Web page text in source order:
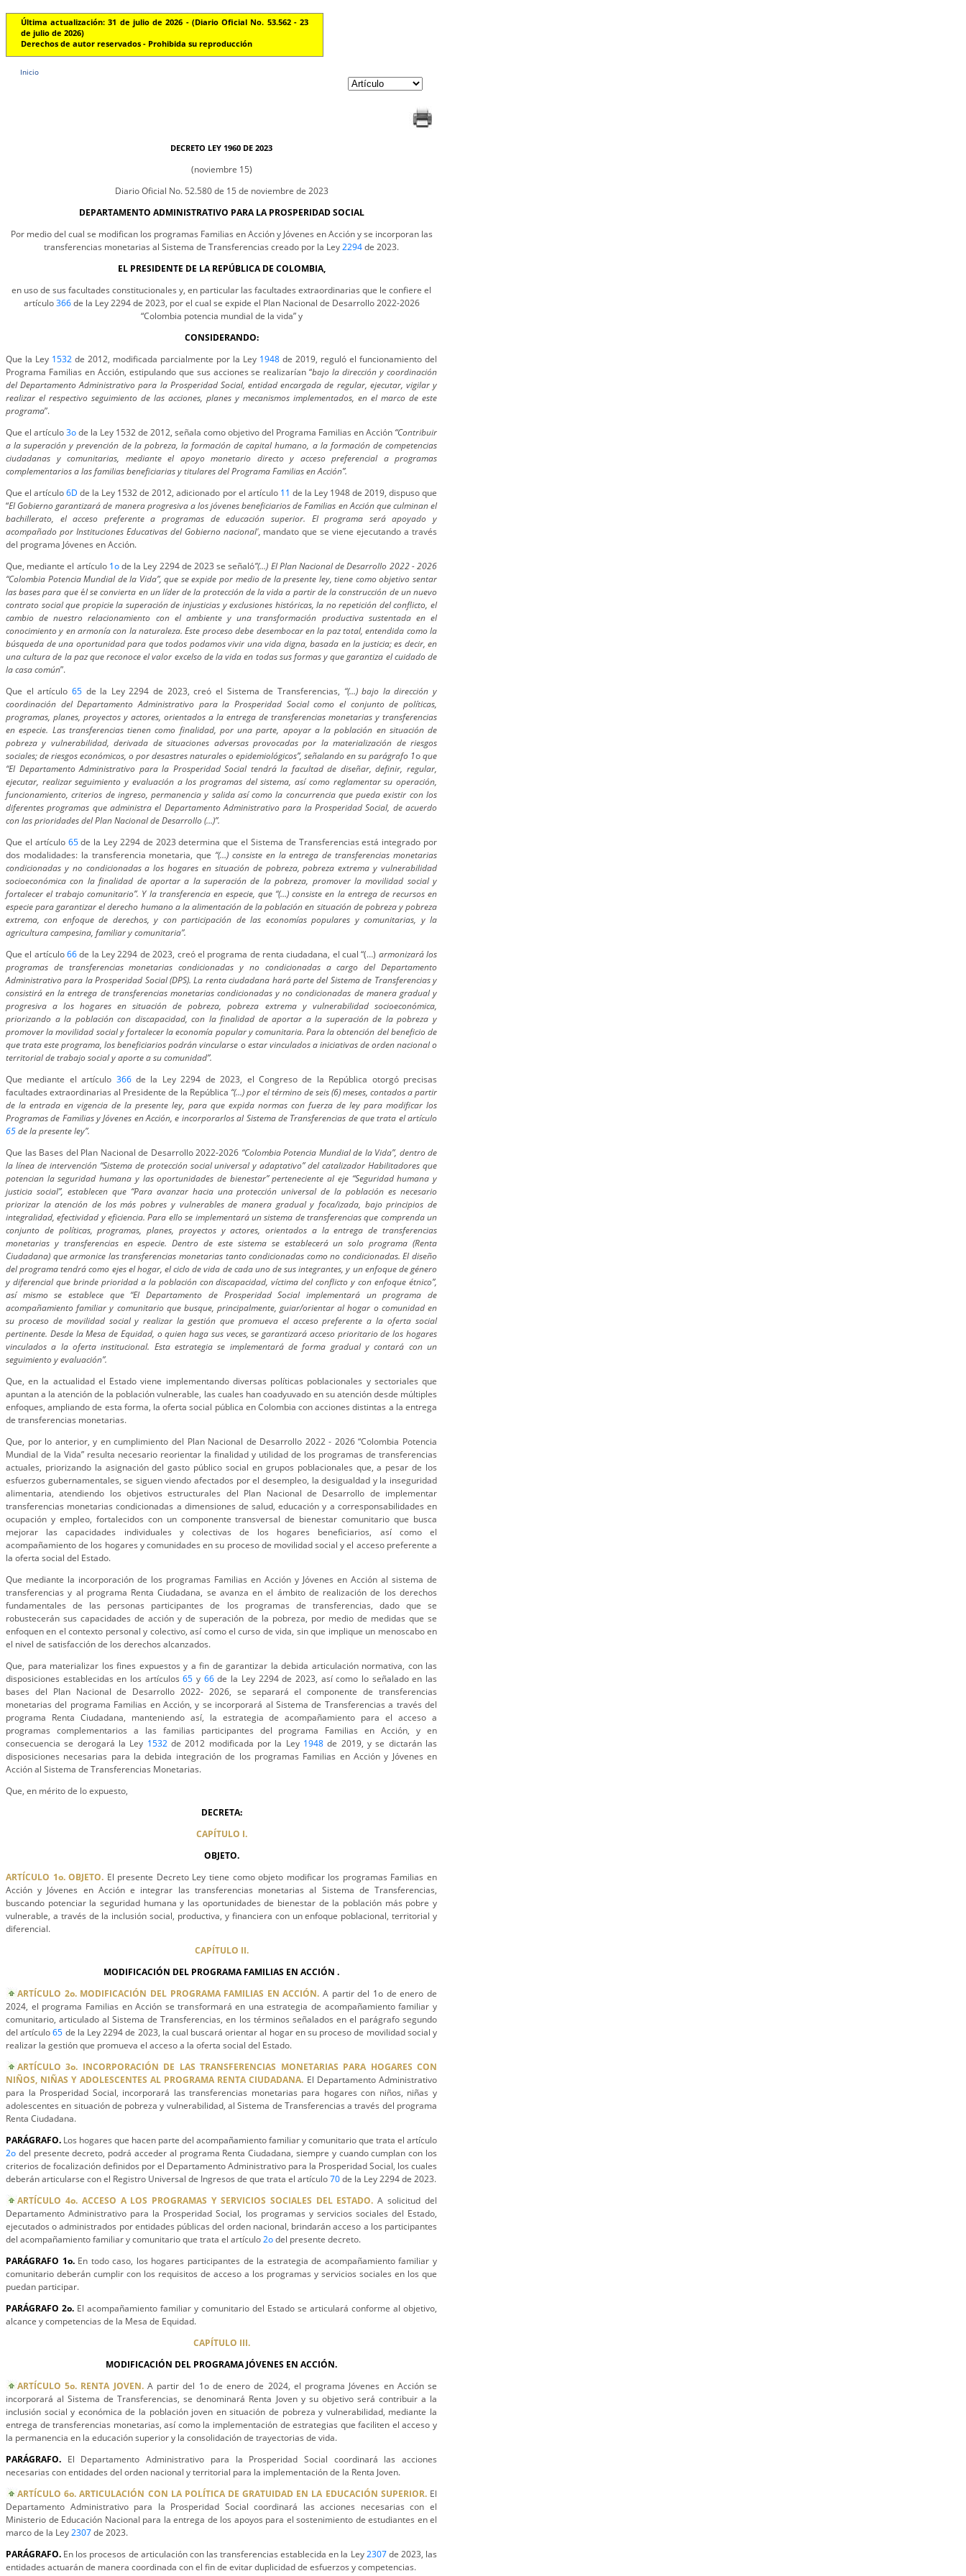
Última actualización: 31 de julio de 2026 - (Diario Oficial No. 53.562 - 23
de julio de 2026)
Derechos de autor reservados - Prohibida su reproducción
Inicio
DECRETO LEY 1960 DE 2023
(noviembre 15)
Diario Oficial No. 52.580 de 15 de noviembre de 2023
DEPARTAMENTO ADMINISTRATIVO PARA LA PROSPERIDAD SOCIAL
Por medio del cual se modifican los programas Familias en Acción y Jóvenes en Acción y se incorporan las
transferencias monetarias al Sistema de Transferencias creado por la Ley2294de 2023.
EL PRESIDENTE DE LA REPÚBLICA DE COLOMBIA,
en uso de sus facultades constitucionales y, en particular las facultades extraordinarias que le confiere el
artículo366de la Ley 2294 de 2023, por el cual se expide el Plan Nacional de Desarrollo 2022-2026
“Colombia potencia mundial de la vida” y
CONSIDERANDO:
Que la Ley 1532 de 2012, modificada parcialmente por la Ley 1948 de 2019, reguló el funcionamiento del
Programa Familias en Acción, estipulando que sus acciones se realizarían “bajo la dirección y coordinación
del Departamento Administrativo para la Prosperidad Social, entidad encargada de regular, ejecutar, vigilar y
realizar el respectivo seguimiento de las acciones, planes y mecanismos implementados, en el marco de este
programa”.
Que el artículo3ode la Ley 1532 de 2012, señala como objetivo del Programa Familias en Acción “Contribuir
a la superación y prevención de la pobreza, la formación de capital humano, a la formación de competencias
ciudadanas y comunitarias, mediante el apoyo monetario directo y acceso preferencial a programas
complementarios a las familias beneficiarias y titulares del Programa Familias en Acción”.
Que el artículo6D de la Ley 1532 de 2012, adicionado por el artículo 11 de la Ley 1948 de 2019, dispuso que
“El Gobierno garantizará de manera progresiva a los jóvenes beneficiarios de Familias en Acción que culminan el
bachillerato, el acceso preferente a programas de educación superior. El programa será apoyado y
acompañado por Instituciones Educativas del Gobierno nacional', mandato que se viene ejecutando a través
del programa Jóvenes en Acción.
Que, mediante el artículo 1ode la Ley 2294 de 2023 se señaló”(…) El Plan Nacional de Desarrollo 2022 - 2026
“Colombia Potencia Mundial de la Vida”, que se expide por medio de la presente ley, tiene como objetivo sentar
las bases para queél se convierta en un líder de la protección de la vida a partir de la construcción de un nuevo
contrato social que propicie la superación de injusticias y exclusiones históricas, la no repetición del conflicto, el
cambio de nuestro relacionamiento con el ambiente y una transformación productiva sustentada en el
conocimiento y en armonía con la naturaleza. Este proceso debe desembocar en la paz total, entendida como la
búsqueda de una oportunidad para que todos podamos vivir una vida digna, basada en la justicia; es decir, en
una cultura de la paz que reconoce el valor excelso de la vida en todas sus formas y que garantiza el cuidado de
la casa común”.
Que el artículo 65de la Ley 2294 de 2023, creó el Sistema de Transferencias, “(…) bajo la dirección y
coordinación del Departamento Administrativo para la Prosperidad Social como el conjunto de políticas,
programas, planes, proyectos y actores, orientados a la entrega de transferencias monetarias y transferencias
en especie. Las transferencias tienen como finalidad, por una parte, apoyar a la población en situación de
pobreza y vulnerabilidad, derivada de situaciones adversas provocadas por la materialización de riesgos
sociales; de riesgos económicos, o por desastres naturales o epidemiológicos”, señalando en su parágrafo 1oque
“El Departamento Administrativo para la Prosperidad Social tendrá la facultad de diseñar, definir, regular,
ejecutar, realizar seguimiento y evaluación a los programas del sistema, así como reglamentar su operación,
funcionamiento, criterios de ingreso, permanencia y salida así como la concurrencia que pueda existir con los
diferentes programas que administra el Departamento Administrativo para la Prosperidad Social, de acuerdo
con las prioridades del Plan Nacional de Desarrollo (…)”.
Que el artículo 65de la Ley 2294 de 2023 determina que el Sistema de Transferencias está integrado por
dos modalidades: la transferencia monetaria, que “(…) consiste en la entrega de transferencias monetarias
condicionadas y no condicionadas a los hogares en situación de pobreza, pobreza extrema y vulnerabilidad
socioeconómica con la finalidad de aportar a la superación de la pobreza, promover la movilidad social y
fortalecer el trabajo comunitario”. Y la transferencia en especie, que “(…) consiste en la entrega de recursos en
especie para garantizar el derecho humano a la alimentación de la población en situación de pobreza y pobreza
extrema, con enfoque de derechos, y con participación de las economías populares y comunitarias, y la
agricultura campesina, familiar y comunitaria”.
Que el artículo66de la Ley 2294 de 2023, creó el programa de renta ciudadana, el cual “(…) armonizará los
programas de transferencias monetarias condicionadas y no condicionadas a cargo del Departamento
Administrativo para la Prosperidad Social (DPS). La renta ciudadana hará parte del Sistema de Transferencias y
consistirá en la entrega de transferencias monetarias condicionadas y no condicionadas de manera gradual y
progresiva a los hogares en situación de pobreza, pobreza extrema y vulnerabilidad socioeconómica,
priorizando a la población con discapacidad, con la finalidad de aportar a la superación de la pobreza y
promover la movilidad social y fortalecer la economía popular y comunitaria. Para la obtención del beneficio de
que trata este programa, los beneficiarios podrán vincularse o estar vinculados a iniciativas de orden nacional o
territorial de trabajo social y aporte a su comunidad”.
Que mediante el artículo 366de la Ley 2294 de 2023, el Congreso de la República otorgó precisas
facultades extraordinarias al Presidente de la República “(…) por el término de seis (6) meses, contados a partir
de la entrada en vigencia de la presente ley, para que expida normas con fuerza de ley para modificar los
Programas de Familias y Jóvenes en Acción, e incorporarlos al Sistema de Transferencias de que trata el artículo
65de la presente ley”.
Que las Bases del Plan Nacional de Desarrollo 2022-2026 “Colombia Potencia Mundial de la Vida”, dentro de
la línea de intervención “Sistema de protección social universal y adaptativo” del catalizador Habilitadores que
potencian la seguridad humana y las oportunidades de bienestar” perteneciente al eje “Seguridad humana y
justicia social”, establecen que “Para avanzar hacia una protección universal de la población es necesario
priorizar la atención de los más pobres y vulnerables de manera gradual y foca/izada, bajo principios de
integralidad, efectividad y eficiencia. Para ello se implementará un sistema de transferencias que comprenda un
conjunto de políticas, programas, planes, proyectos y actores, orientados a la entrega de transferencias
monetarias y transferencias en especie. Dentro de este sistema se establecerá un solo programa (Renta
Ciudadana) que armonice las transferencias monetarias tanto condicionadas como no condicionadas. El diseño
del programa tendrá como ejes el hogar, el ciclo de vida de cada uno de sus integrantes, y un enfoque de género
y diferencial que brinde prioridad a la población con discapacidad, víctima del conflicto y con enfoque étnico”,
así mismo se establece que “El Departamento de Prosperidad Social implementará un programa de
acompañamiento familiar y comunitario que busque, principalmente, guiar/orientar al hogar o comunidad en
su proceso de movilidad social y realizar la gestión que promueva el acceso preferente a la oferta social
pertinente. Desde la Mesa de Equidad, o quien haga sus veces, se garantizará acceso prioritario de los hogares
vinculados a la oferta institucional. Esta estrategia se implementará de forma gradual y contará con un
seguimiento y evaluación”.
Que, en la actualidad el Estado viene implementando diversas políticas poblacionales y sectoriales que
apuntan a la atención de la población vulnerable, las cuales han coadyuvado en su atención desde múltiples
enfoques, ampliando de esta forma, la oferta social pública en Colombia con acciones distintas a la entrega
de transferencias monetarias.
Que, por lo anterior, y en cumplimiento del Plan Nacional de Desarrollo 2022 - 2026 “Colombia Potencia
Mundial de la Vida” resulta necesario reorientar la finalidad y utilidad de los programas de transferencias
actuales, priorizando la asignación del gasto público social en grupos poblacionales que, a pesar de los
esfuerzos gubernamentales, se siguen viendo afectados por el desempleo, la desigualdad y la inseguridad
alimentaria, atendiendo los objetivos estructurales del Plan Nacional de Desarrollo de implementar
transferencias monetarias condicionadas a dimensiones de salud, educación y a corresponsabilidades en
ocupación y empleo, fortalecidos con un componente transversal de bienestar comunitario que busca
mejorar las capacidades individuales y colectivas de los hogares beneficiarios, así como el
acompañamiento de los hogares y comunidades en su proceso de movilidad social y el acceso preferente a
la oferta social del Estado.
Que mediante la incorporación de los programas Familias en Acción y Jóvenes en Acción al sistema de
transferencias y al programa Renta Ciudadana, se avanza en el ámbito de realización de los derechos
fundamentales de las personas participantes de los programas de transferencias, dado que se
robustecerán sus capacidades de acción y de superación de la pobreza, por medio de medidas que se
enfoquen en el contexto personal y colectivo, así como el curso de vida, sin que implique un menoscabo en
el nivel de satisfacción de los derechos alcanzados.
Que, para materializar los fines expuestos y a fin de garantizar la debida articulación normativa, con las
disposiciones establecidas en los artículos65 y 66de la Ley 2294 de 2023, así como lo señalado en las
bases del Plan Nacional de Desarrollo 2022- 2026, se separará el componente de transferencias
monetarias del programa Familias en Acción, y se incorporará al Sistema de Transferencias a través del
programa Renta Ciudadana, manteniendo así, la estrategia de acompañamiento para el acceso a
programas complementarios a las familias participantes del programa Familias en Acción, y en
consecuencia se derogará la Ley 1532de 2012 modificada por la Ley 1948 de 2019, y se dictarán las
disposiciones necesarias para la debida integración de los programas Familias en Acción y Jóvenes en
Acción al Sistema de Transferencias Monetarias.
Que, en mérito de lo expuesto,
DECRETA:
CAPÍTULO I.
OBJETO.
ARTÍCULO 1o. OBJETO. El presente Decreto Ley tiene como objeto modificar los programas Familias en
Acción y Jóvenes en Acción e integrar las transferencias monetarias al Sistema de Transferencias,
buscando potenciar la seguridad humana y las oportunidades de bienestar de la población más pobre y
vulnerable, a través de la inclusión social, productiva, y financiera con un enfoque poblacional, territorial y
diferencial.
CAPÍTULO II.
MODIFICACIÓN DEL PROGRAMA FAMILIAS EN ACCIÓN .
ARTÍCULO 2o. MODIFICACIÓN DEL PROGRAMA FAMILIAS EN ACCIÓN.A partir del 1o de enero de
2024, el programa Familias en Acción se transformará en una estrategia de acompañamiento familiar y
comunitario, articulado al Sistema de Transferencias, en los términos señalados en el parágrafo segundo
del artículo65 de la Ley 2294 de 2023, la cual buscará orientar al hogar en su proceso de movilidad social y
realizar la gestión que promueva el acceso a la oferta social del Estado.
ARTÍCULO 3o. INCORPORACIÓN DE LAS TRANSFERENCIAS MONETARIAS PARA HOGARES CON
NIÑOS, NIÑAS Y ADOLESCENTES AL PROGRAMA RENTA CIUDADANA. El Departamento Administrativo
para la Prosperidad Social, incorporará las transferencias monetarias para hogares con niños, niñas y
adolescentes en situación de pobreza y vulnerabilidad, al Sistema de Transferencias a través del programa
Renta Ciudadana.
PARÁGRAFO. Los hogares que hacen parte del acompañamiento familiar y comunitario que trata el artículo
2o del presente decreto, podrá acceder al programa Renta Ciudadana, siempre y cuando cumplan con los
criterios de focalización definidos por el Departamento Administrativo para la Prosperidad Social, los cuales
deberán articularse con el Registro Universal de Ingresos de que trata el artículo70de la Ley 2294 de 2023.
ARTÍCULO 4o. ACCESO A LOS PROGRAMAS Y SERVICIOS SOCIALES DEL ESTADO.A solicitud del
Departamento Administrativo para la Prosperidad Social, los programas y servicios sociales del Estado,
ejecutados o administrados por entidades públicas del orden nacional, brindarán acceso a los participantes
del acompañamiento familiar y comunitario que trata el artículo2odel presente decreto.
PARÁGRAFO 1o.En todo caso, los hogares participantes de la estrategia de acompañamiento familiar y
comunitario deberán cumplir con los requisitos de acceso a los programas y servicios sociales en los que
puedan participar.
PARÁGRAFO 2o. El acompañamiento familiar y comunitario del Estado se articulará conforme al objetivo,
alcance y competencias de la Mesa de Equidad.
CAPÍTULO III.
MODIFICACIÓN DEL PROGRAMA JÓVENES EN ACCIÓN.
ARTÍCULO 5o. RENTA JOVEN. A partir del 1o de enero de 2024, el programa Jóvenes en Acción se
incorporará al Sistema de Transferencias, se denominará Renta Joven y su objetivo será contribuir a la
inclusión social y económica de la población joven en situación de pobreza y vulnerabilidad, mediante la
entrega de transferencias monetarias, así como la implementación de estrategias que faciliten el acceso y
la permanencia en la educación superior y la consolidación de trayectorias de vida.
PARÁGRAFO. El Departamento Administrativo para la Prosperidad Social coordinará las acciones
necesarias con entidades del orden nacional y territorial para la implementación de la Renta Joven.
ARTÍCULO 6o. ARTICULACIÓN CON LA POLÍTICA DE GRATUIDAD EN LA EDUCACIÓN SUPERIOR. El
Departamento Administrativo para la Prosperidad Social coordinará las acciones necesarias con el
Ministerio de Educación Nacional para la entrega de los apoyos para el sostenimiento de estudiantes en el
marco de la Ley2307de 2023.
PARÁGRAFO. En los procesos de articulación con las transferencias establecida en la Ley2307de 2023, las
entidades actuarán de manera coordinada con el fin de evitar duplicidad de esfuerzos y competencias.